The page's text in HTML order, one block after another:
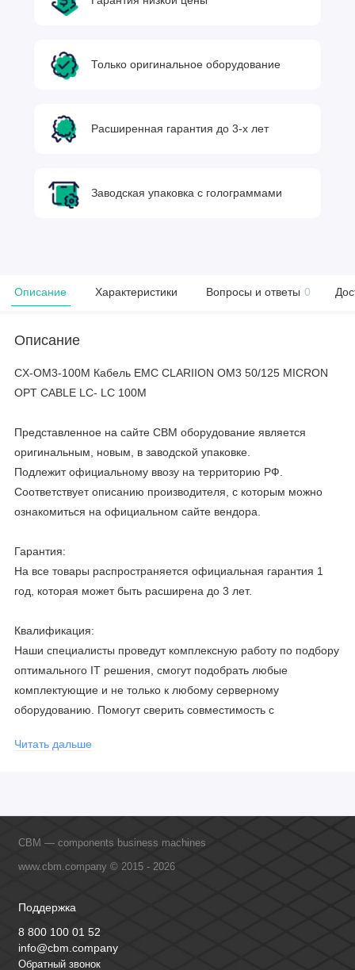
Только оригинальное оборудование
Расширенная гарантия до 3-х лет
Заводская упаковка с голограммами
Описание Характеристики Вопросы и ответы 0
Описание
CX-OM3-100M Кабель EMC CLARIION OM3 50/125 MICRON
OPT CABLE LC- LC 100M
Представленное на сайте CBM оборудование является
оригинальным, новым, в заводской упаковке.
Подлежит официальному ввозу на территорию РФ.
Соответствует описанию производителя, с которым можно
ознакомиться на официальном сайте вендора.
Гарантия:
На все товары распространяется официальная гарантия 1
год, которая может быть расширена до 3 лет.
Квалификация:
Наши специалисты проведут комплексную работу по подбору
оптимального IT решения, смогут подобрать любые
комплектующие и не только к любому серверному
оборудованию. Помогут сверить совместимость с
официальными производителями и проводим регулярное
Читать дальше
CBM — components business machines
www.cbm.company © 2015 - 2026
Поддержка
8 800 100 01 52
info@cbm.company
Обратный звонок